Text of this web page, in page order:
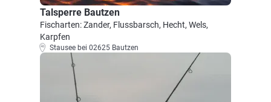
Talsperre Bautzen
Fischarten: Zander, Flussbarsch, Hecht, Wels,
Karpfen
Stausee bei 02625 Bautzen